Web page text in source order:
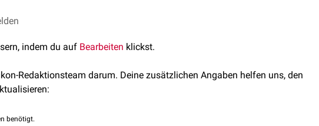
von Tumorzellen durch die Feinnadelbiopsie in den Biopsiekanal kommt
unter anderem zur Tumordiagnostik bei unklaren Befunden
)
) und
indem du auf Bearbeiten klickst.
Redaktionsteam darum. Deine zusätzlichen Angaben helfen uns, den
benötigt.